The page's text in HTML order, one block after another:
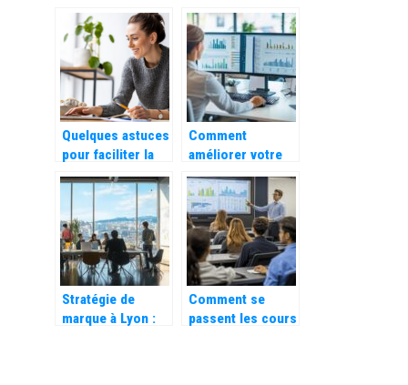
d’une intendance
immobiliere ?
de transport
routier a
Marseille ?
Quelques astuces
pour faciliter la
gestion de votre
nouvelle activite
d’auto
entrepreneurs
Comment
améliorer votre
visibilité en ligne
avec une agence
SEO
professionnelle à
Saint-Etienne
Stratégie de
marque à Lyon :
Comment se
passent les cours